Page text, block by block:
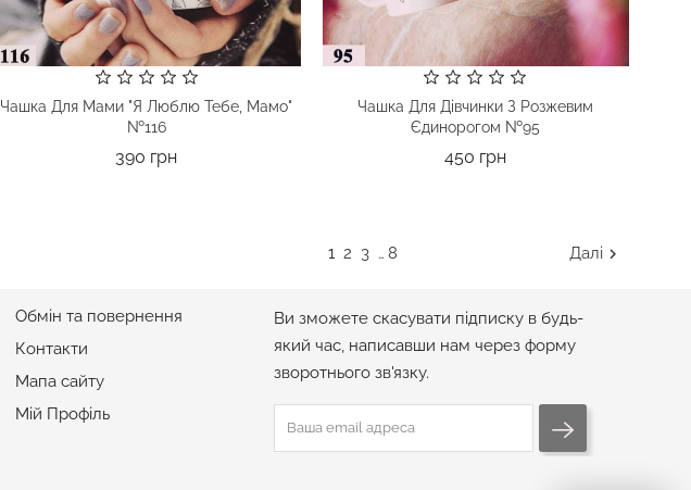
Чашка Для Мами "Я Люблю Тебе, Мамо"
№116
390 грнЦіна
Чашка Для Дівчинки З Розжевим
Єдинорогом №95
450 грнЦіна
12 3… 8 Далі
Обмін та повернення
Контакти
Мапа сайту
Мій Профіль
Ви зможете скасувати підписку в будь-
який час, написавши нам через форму
зворотнього зв'язку.